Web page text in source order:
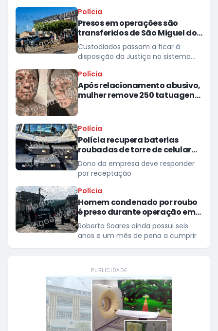
Polícia
Presos em operações são
transferidos de São Miguel dos
Campos para presídios
Custodiados passam a ficar à
disposição da Justiça no sistema
Polícia
Após relacionamento abusivo,
mulher remove 250 tatuagens
Polícia
Polícia recupera baterias
roubadas de torre de celular
em provedor de internet em
Teotônio Vilela
Dono da empresa deve responder
por receptação
Polícia
Homem condenado por roubo
é preso durante operação em
São Miguel dos Campos
Roberto Soares ainda possui seis
anos e um mês de pena a cumprir
PUBLICIDADE